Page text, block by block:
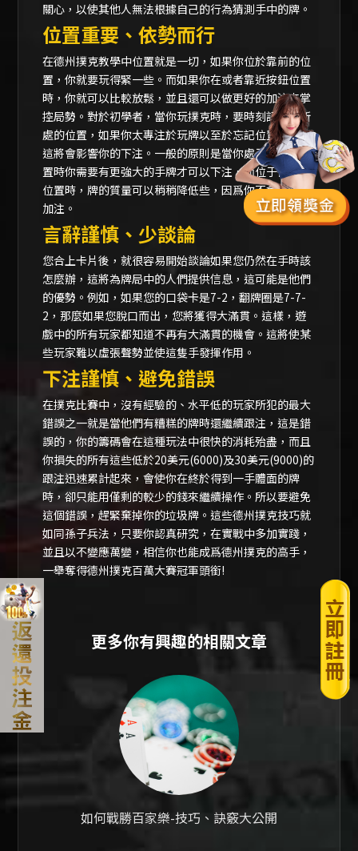
關心，以使其他人無法根據自己的行為猜測手中的牌。
位置重要、依勢而行
在德州撲克教學中位置就是一切，如果你位於靠前的位
置，你就要玩得緊一些。而如果你在或者靠近按鈕位置
時，你就可以比較放鬆，並且還可以做更好的加注來掌
控局勢。對於初學者，當你玩撲克時，要時刻記住你所
處的位置，如果你太專注於玩牌以至於忘記位置的話，
這將會影響你的下注。一般的原則是當你處于前面的位
置時你需要有更強大的手牌才可以下注，而位于後面的
位置時，牌的質量可以稍稍降低些，因爲你不會被別人
加注。
言辭謹慎、少談論
您合上卡片後，就很容易開始談論如果您仍然在手時該
怎麼辦，這將為牌局中的人們提供信息，這可能是他們
的優勢。例如，如果您的口袋卡是7-2，翻牌圈是7-7-
2，那麼如果您脫口而出，您將獲得大滿貫。這樣，遊
戲中的所有玩家都知道不再有大滿貫的機會。這將使某
些玩家難以虛張聲勢並使這隻手發揮作用。
下注謹慎、避免錯誤
在撲克比賽中，沒有經驗的、水平低的玩家所犯的最大
錯誤之一就是當他們有糟糕的牌時還繼續跟注，這是錯
誤的，你的籌碼會在這種玩法中很快的消耗殆盡，而且
你損失的所有這些低於20美元(6000)及30美元(9000)的
跟注迅速累計起來，會使你在終於得到一手體面的牌
時，卻只能用僅剩的較少的錢來繼續操作。所以要避免
這個錯誤，趕緊棄掉你的垃圾牌。這些德州撲克技巧就
如同孫子兵法，只要你認真研究，在實戰中多加實踐，
並且以不變應萬變，相信你也能成爲德州撲克的高手，
一舉奪得德州撲克百萬大賽冠軍頭銜!
更多你有興趣的相關文章
如何戰勝百家樂-技巧、訣竅大公開